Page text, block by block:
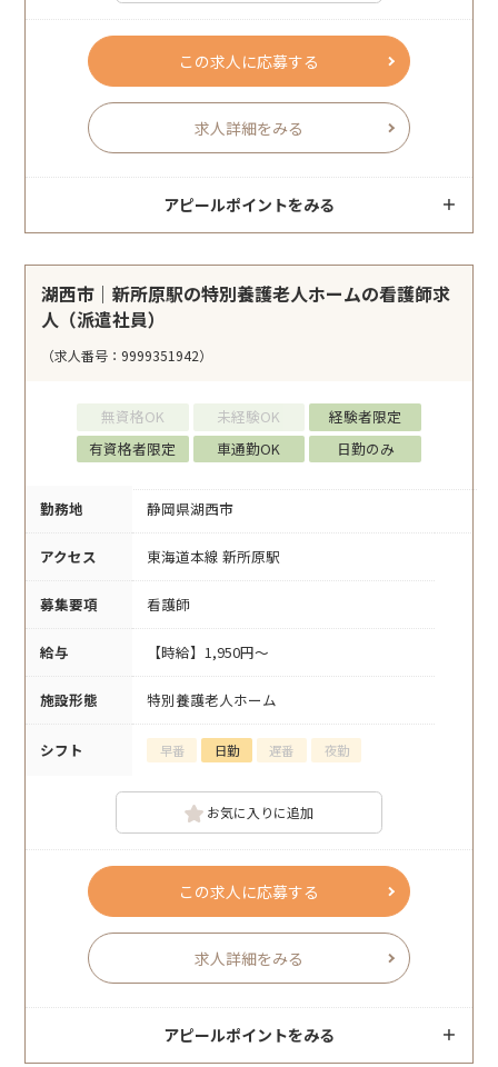
この求人に応募する
求人詳細をみる
アピールポイントをみる
湖西市｜新所原駅の特別養護老人ホームの看護師求
人（派遣社員）
（求人番号：9999351942）
無資格OK 未経験OK
経験者限定
有資格者限定
車通勤OK 日勤のみ
勤務地 静岡県湖西市
アクセス 東海道本線 新所原駅
募集要項 看護師
給与 【時給】1,950円～
施設形態 特別養護老人ホーム
シフト 早番 日勤 遅番 夜勤
お気に入りに追加
この求人に応募する
求人詳細をみる
アピールポイントをみる